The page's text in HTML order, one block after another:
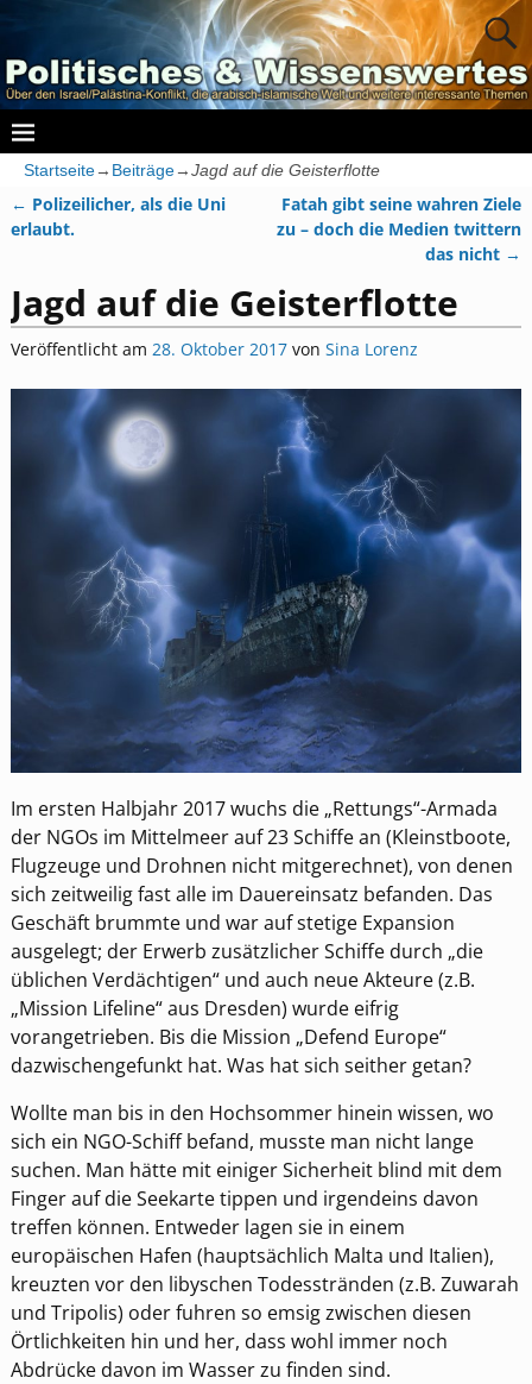
Startseite→ Beiträge→Jagd auf die Geisterflotte
Artikelnavigation
← Polizeilicher, als die Uni
erlaubt.
Fatah gibt seine wahren Ziele
zu – doch die Medien twittern
das nicht →
Jagd auf die Geisterflotte
Veröffentlicht am 28. Oktober 2017 von Sina Lorenz
Im ersten Halbjahr 2017 wuchs die „Rettungs“-Armada
der NGOs im Mittelmeer auf 23 Schiffe an (Kleinstboote,
Flugzeuge und Drohnen nicht mitgerechnet), von denen
sich zeitweilig fast alle im Dauereinsatz befanden. Das
Geschäft brummte und war auf stetige Expansion
ausgelegt; der Erwerb zusätzlicher Schiffe durch „die
üblichen Verdächtigen“ und auch neue Akteure (z.B.
„Mission Lifeline“ aus Dresden) wurde eifrig
vorangetrieben. Bis die Mission „Defend Europe“
dazwischengefunkt hat. Was hat sich seither getan?
Wollte man bis in den Hochsommer hinein wissen, wo
sich ein NGO-Schiff befand, musste man nicht lange
suchen. Man hätte mit einiger Sicherheit blind mit dem
Finger auf die Seekarte tippen und irgendeins davon
treffen können. Entweder lagen sie in einem
europäischen Hafen (hauptsächlich Malta und Italien),
kreuzten vor den libyschen Todesstränden (z.B. Zuwarah
und Tripolis) oder fuhren so emsig zwischen diesen
Örtlichkeiten hin und her, dass wohl immer noch
Abdrücke davon im Wasser zu finden sind.